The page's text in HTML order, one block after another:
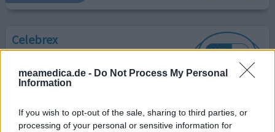
meamedica.de - Do Not Process My Personal
Information
If you wish to opt-out of the sale, sharing to third parties, or
processing of your personal or sensitive information for
Celebrex
Celecoxib (200mg)
Nicht in der Liste
Anzahl Nebenwirkungen